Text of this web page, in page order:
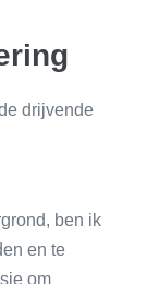
drijvende
ben ik
en te
om